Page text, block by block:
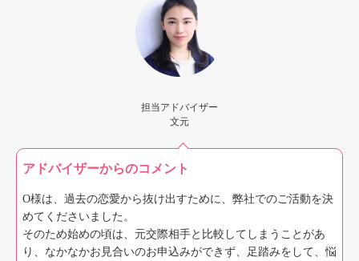
担当アドバイザー
文元
アドバイザーからのコメント
O様は、過去の恋愛から抜け出すために、弊社でのご活動を決
めてくださいました。
そのため始めの頃は、元交際相手と比較してしまうことがあ
り、なかなかお見合いのお申込みができず、足踏みをして、悩